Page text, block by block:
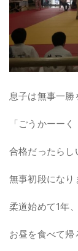
息子は無事一勝
「ごうかーー
合格だったらし
無事初段になり
柔道始めて1年
お昼を食べて帰